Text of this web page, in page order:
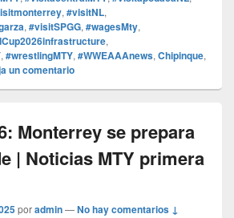
, #visitNL,
, #visitSPGG, #wagesMty,
,
, #wrestlingMTY, #WWEAAAnews, Chipinque,
un comentario
Monterrey se prepara
| Noticias MTY primera
poradmin—No hay comentarios ↓